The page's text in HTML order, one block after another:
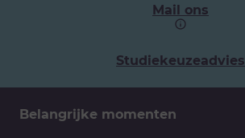
Mail ons
Studiekeuzeadvies
Belangrijke momenten